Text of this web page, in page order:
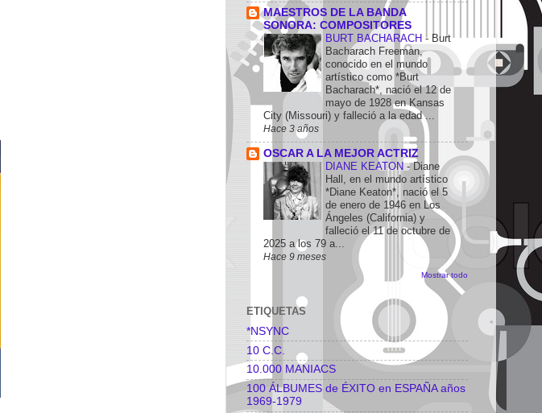
MAESTROS DE LA BANDA
SONORA: COMPOSITORES
BURT BACHARACH - Burt
Bacharach Freeman,
conocido en el mundo
artístico como *Burt
Bacharach*, nació el 12 de
mayo de 1928 en Kansas
City (Missouri) y falleció a la edad ...
Hace 3 años
OSCAR A LA MEJOR ACTRIZ
DIANE KEATON-Diane
Hall, en el mundo artístico
*Diane Keaton*, nació el 5
de enero de 1946 en Los
Ángeles (California) y
falleció el 11 de octubre de
2025 a los 79 a...
Hace 9 meses
Mostrar todo
ETIQUETAS
*NSYNC
10 C.C.
10.000 MANIACS
100 ÁLBUMES de ÉXITO en ESPAÑA años
1969-1979